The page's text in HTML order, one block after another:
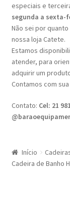
Carrinho
Contato
Finalizar compra
Minha conta
Nossas Lojas
especiais e
segunda a sexta-
Não sei por
nossa loja Catete.
Estamos
atender, para
adquirir um
Contamos com
Contato: Cel: 21
Início
Cadeira de Banho